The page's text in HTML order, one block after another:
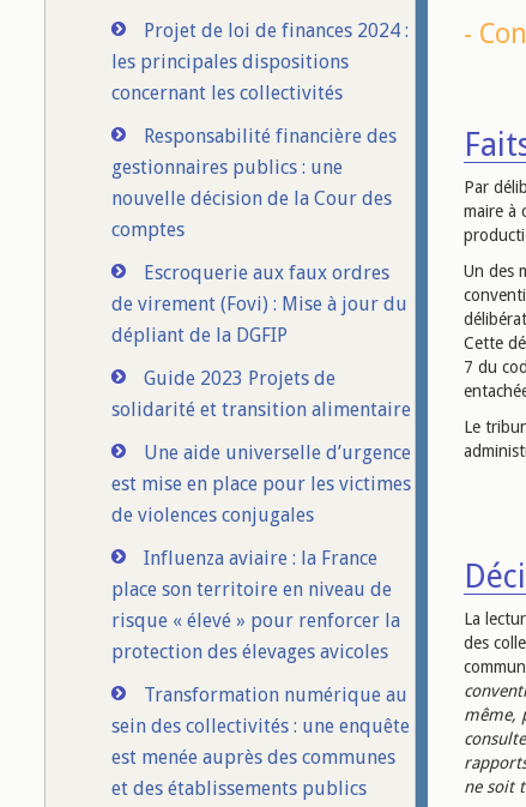
Projet de loi de finances 2024 :
les principales dispositions
concernant les collectivités
Responsabilité financière des
gestionnaires publics : une
nouvelle décision de la Cour des
comptes
Escroquerie aux faux ordres
de virement (Fovi) : Mise à jour du
dépliant de la DGFIP
Guide 2023 Projets de
solidarité et transition alimentaire
Une aide universelle d’urgence
est mise en place pour les victimes
de violences conjugales
Influenza aviaire : la France
place son territoire en niveau de
risque « élevé » pour renforcer la
protection des élevages avicoles
Transformation numérique au
sein des collectivités : une enquête
est menée auprès des communes
et des établissements publics
-
Par
maire à
Un des
Cette
7 du
Le
La
des
même,
ne soit